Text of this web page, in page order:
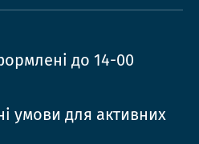
до 14-00
умови для активних